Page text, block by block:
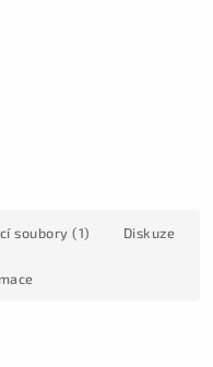
soubory (1) Diskuze